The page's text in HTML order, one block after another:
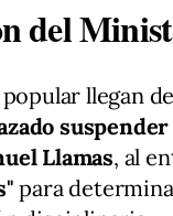
del
llegan
Llamas, al
para